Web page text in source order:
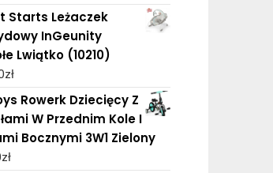
Starts Leżaczek
InGeunity
Lwiątko (10210)
zł
Rowerk Dziecięcy Z
W Przednim Kole I
Bocznymi 3W1 Zielony
zł